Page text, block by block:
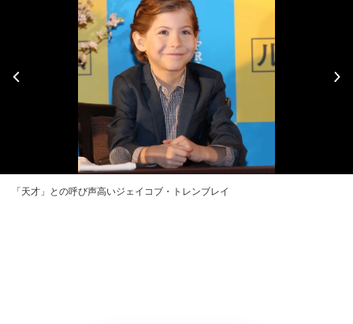
「天才」との呼び声高いジェイコブ・トレンブレイ